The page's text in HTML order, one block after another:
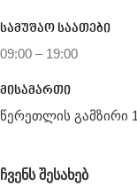
სამუშაო საათები
09:00 – 19:00
მისამართი
წერეთლის გამზირი
ᲩᲕᲔᲜᲡ ᲨᲔᲡᲐᲮᲔᲑ